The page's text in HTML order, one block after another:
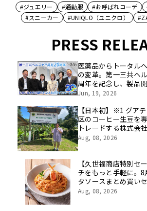
#ジュエリー #通勤服 #お呼ばれコーデ
#スニーカー
#UNIQLO（ユニクロ）
PRESS
医薬品からトータル
の変革。第一三共ヘ
周年を記念し、製品
挑戦の舞台や旧社統
像を公開！
Jun, 19, 2026
【日本初】※1 グア
区のコーヒー生豆を
トレードする株式会
(日)に稲田堤で初のポ
Aug, 08, 2026
【久世福商店特別セ
チをもっと手軽に。
タソースまとめ買い
Aug, 08, 2026